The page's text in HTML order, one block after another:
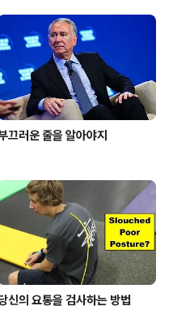
끄러운 줄을 알아야지
신의 요통을 검사하는 방법